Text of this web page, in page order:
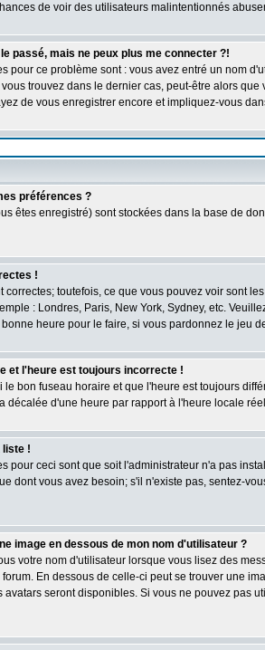
de voir des utilisateurs malintentionnés
passé, mais ne peux plus me connecter ?!
pour ce problème sont : vous avez entré un nom
trouvez dans le dernier cas, peut-être alors
de vous enregistrer encore et impliquez-vous
préférences ?
êtes enregistré) sont stockées dans la base de
!
correctes; toutefois, ce que vous pouvez voir sont
: Londres, Paris, New York, Sydney, etc.
heure pour le faire, si vous pardonnez le jeu
et l'heure est toujours incorrecte !
le bon fuseau horaire et que l'heure est toujours
décalée d'une heure par rapport à l'heure locale
liste !
pour ceci sont que soit l'administrateur n'a pas
dont vous avez besoin; s'il n'existe pas, sentez-
image en dessous de mon nom d'utilisateur ?
votre nom d'utilisateur lorsque vous lisez des
En dessous de celle-ci peut se trouver une
seront disponibles. Si vous ne pouvez pas